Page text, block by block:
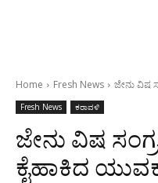
Home Fresh News ಜೇನು ವಿಷ
Fresh News ಕರಾವಳಿ
ಜೇನು ವಿಷ
ಕೈಹಾಕಿದ